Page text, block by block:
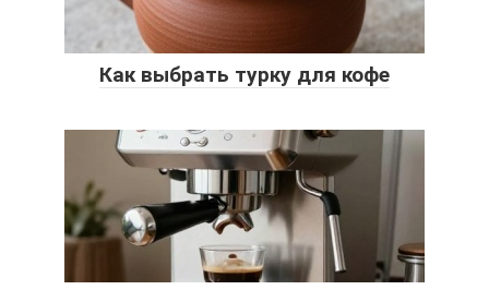
Как выбрать турку для кофе